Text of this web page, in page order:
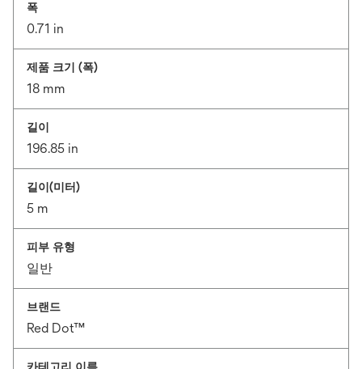
폭
0.71 in
제품 크기 (폭)
18 mm
길이
196.85 in
길이(미터)
5 m
피부 유형
일반
브랜드
Red Dot™